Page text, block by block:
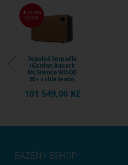
EXTRA
SLEVA
Tepelné čerpadlo
iGarden Aquark
Mr.Silence WOOD
30+ s chlazením,
101 549,00 Kč
BAZÉNY ESHOP